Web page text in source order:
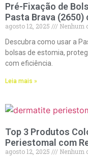
Pré-Fixação de
Pasta Brava (2650)
agosto 12, 2025
Nenhum
Descubra como usar a
bolsas de estomia,
com eficiência.
Leia mais »
Top 3 Produtos
Periestomal com
agosto 12, 2025
Nenhum